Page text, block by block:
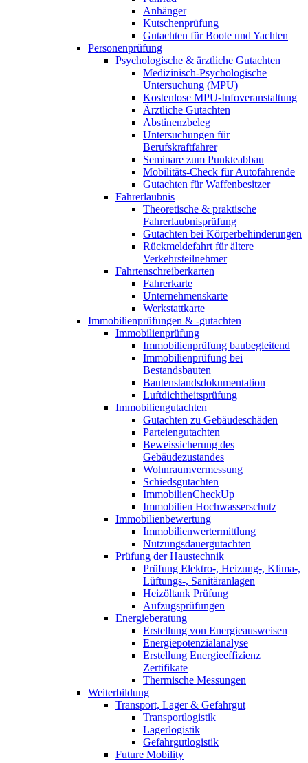
Anhänger
Kutschenprüfung
Gutachten für Boote und Yachten
Personenprüfung
Psychologische & ärztliche Gutachten
Medizinisch-Psychologische
Untersuchung (MPU)
Kostenlose MPU-Infoveranstaltung
Ärztliche Gutachten
Abstinenzbeleg
Untersuchungen für
Berufskraftfahrer
Seminare zum Punkteabbau
Mobilitäts-Check für Autofahrende
Gutachten für Waffenbesitzer
Fahrerlaubnis
Theoretische & praktische
Fahrerlaubnisprüfung
Gutachten bei Körperbehinderungen
Rückmeldefahrt für ältere
Verkehrsteilnehmer
Fahrtenschreiberkarten
Fahrerkarte
Unternehmenskarte
Werkstattkarte
Immobilienprüfungen & -gutachten
Immobilienprüfung
Immobilienprüfung baubegleitend
Immobilienprüfung bei
Bestandsbauten
Bautenstandsdokumentation
Luftdichtheitsprüfung
Immobiliengutachten
Gutachten zu Gebäudeschäden
Parteiengutachten
Beweissicherung des
Gebäudezustandes
Wohnraumvermessung
Schiedsgutachten
ImmobilienCheckUp
Immobilien Hochwasserschutz
Immobilienbewertung
Immobilienwertermittlung
Nutzungsdauergutachten
Prüfung der Haustechnik
Prüfung Elektro-, Heizung-, Klima-,
Lüftungs-, Sanitäranlagen
Heizöltank Prüfung
Aufzugsprüfungen
Energieberatung
Erstellung von Energieausweisen
Energiepotenzialanalyse
Erstellung Energieeffizienz
Zertifikate
Thermische Messungen
Weiterbildung
Transport, Lager & Gefahrgut
Transportlogistik
Lagerlogistik
Gefahrgutlogistik
Future Mobility